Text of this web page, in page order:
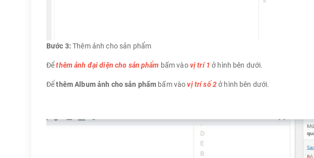
Bước 3: Thêm ảnh cho sản phẩm
Đểthêm ảnh đại diện cho sản phẩm bấm vàovị trí 1 ở hình bên dưới.
Đểthêm Album ảnh cho sản phẩm bấm vàovị trí số 2ở hình bên dưới.